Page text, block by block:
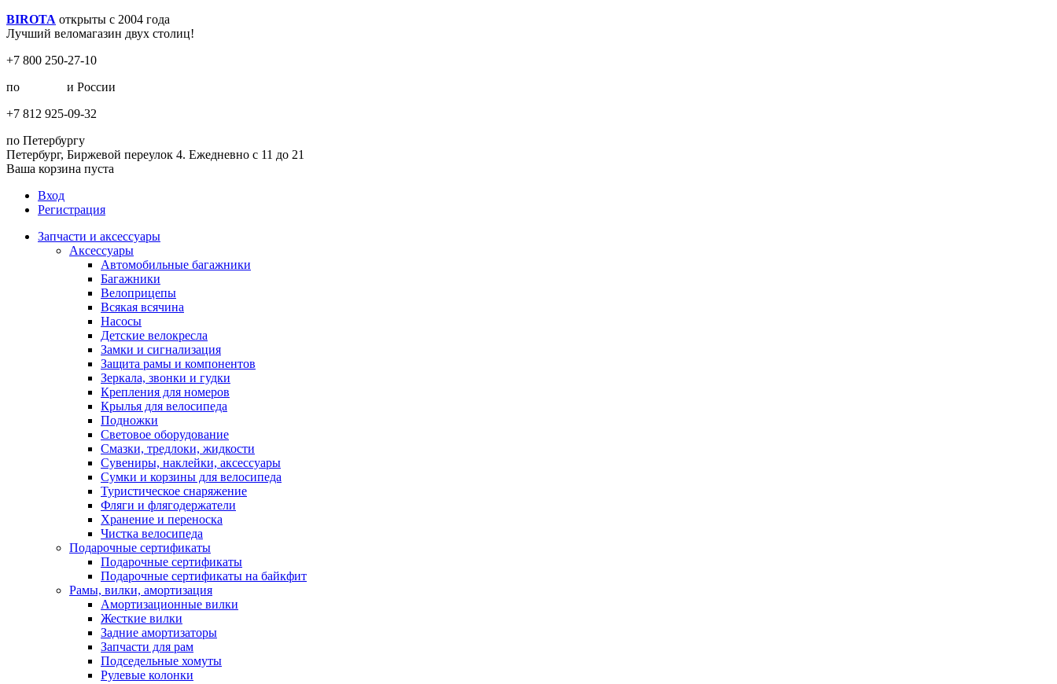
BIROTA открыты с 2004 года
Лучший веломагазин двух столиц!
+7 800 250-27-10
по
и России
+7 812 925-09-32
по Петербургу
Петербург, Биржевой переулок 4. Ежедневно с 11 до 21
Ваша корзина пуста
Вход
Регистрация
Запчасти и аксессуары
Аксессуары
Автомобильные багажники
Багажники
Велоприцепы
Всякая всячина
Насосы
Детские велокресла
Замки и сигнализация
Защита рамы и компонентов
Зеркала, звонки и гудки
Крепления для номеров
Крылья для велосипеда
Подножки
Световое оборудование
Смазки, тредлоки, жидкости
Сувениры, наклейки, аксессуары
Сумки и корзины для велосипеда
Туристическое снаряжение
Фляги и флягодержатели
Хранение и переноска
Чистка велосипеда
Подарочные сертификаты
Подарочные сертификаты
Подарочные сертификаты на байкфит
Рамы, вилки, амортизация
Амортизационные вилки
Жесткие вилки
Задние амортизаторы
Запчасти для рам
Подседельные хомуты
Рулевые колонки